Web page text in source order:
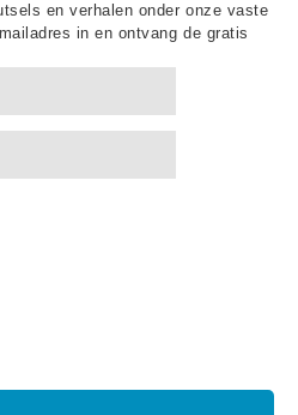
en verhalen onder onze vaste
in en ontvang de gratis